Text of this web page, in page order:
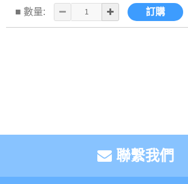
■ 數量: 訂購
聯繫我們